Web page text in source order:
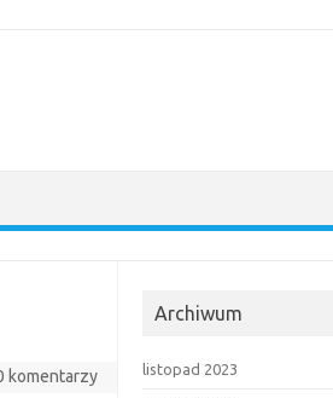
komentarzy
Archiwum
listopad 2023